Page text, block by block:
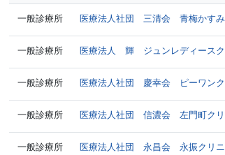
一般診療所 医療法人社団 三清会 青梅かすみ
一般診療所 医療法人 輝 ジュンレディースク
一般診療所 医療法人社団 慶幸会 ピーワンク
一般診療所 医療法人社団 信濃会 左門町クリ
一般診療所 医療法人社団 永昌会 永振クリニ